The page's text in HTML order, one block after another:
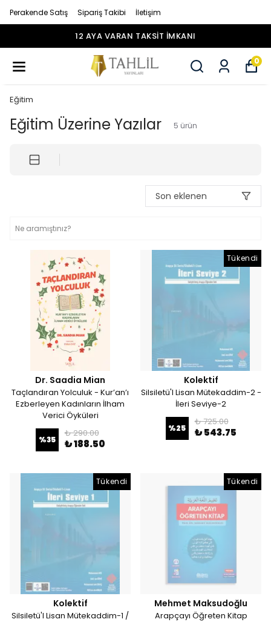
Perakende Satış Sipariş Takibi İletişim
0
Eğitim
Eğitim Üzerine Yazılar 5 ürün
Son eklenen
Dr. Saadia Mian
Taçlandıran Yolculuk - Kur’an’ı
Ezberleyen Kadınların İlham
Verici Öyküleri
%35
₺ 290.00
₺ 188.50
Tükendi
Kolektif
Silsiletü'l Lisan Mütekaddim-2 -
İleri Seviye-2
%25
₺ 725.00
₺ 543.75
Tükendi
Kolektif
Silsiletü'l Lisan Mütekaddim-1 /
Tükendi
Mehmet Maksudoğlu
Arapçayı Öğreten Kitap